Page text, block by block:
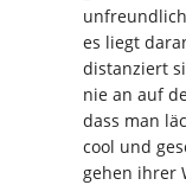
es liegt
distanziert
nie an auf
dass man
cool und
gehen ihrer